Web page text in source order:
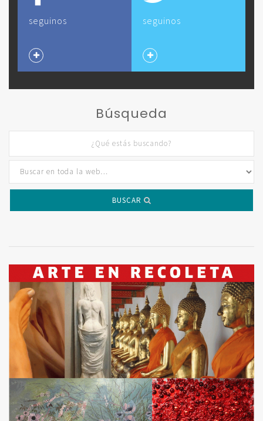
seguinos seguinos
Búsqueda
BUSCAR